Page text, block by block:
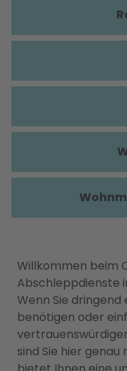
Willkommen beim
Abschleppdienste
Wenn Sie
benötigen oder
sind Sie hier